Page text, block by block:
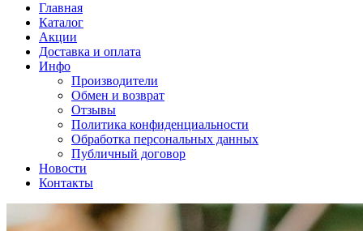
Главная
Каталог
Акции
Доставка и оплата
Инфо
Производители
Обмен и возврат
Отзывы
Политика конфиденциальности
Обработка персональных данных
Публичный договор
Новости
Контакты